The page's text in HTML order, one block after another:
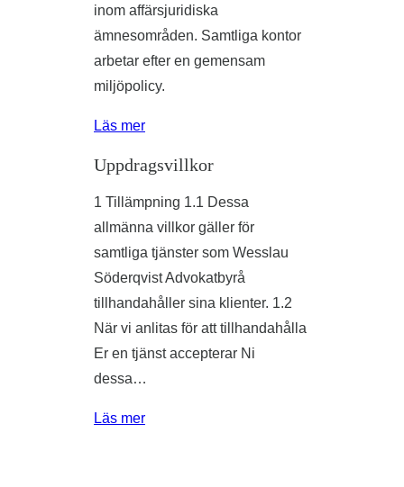
inom affärsjuridiska
ämnesområden. Samtliga kontor
arbetar efter en gemensam
miljöpolicy.
Läs mer
Uppdragsvillkor
1 Tillämpning 1.1 Dessa
allmänna villkor gäller för
samtliga tjänster som Wesslau
Söderqvist Advokatbyrå
tillhandahåller sina klienter. 1.2
När vi anlitas för att tillhandahålla
Er en tjänst accepterar Ni
dessa…
Läs mer